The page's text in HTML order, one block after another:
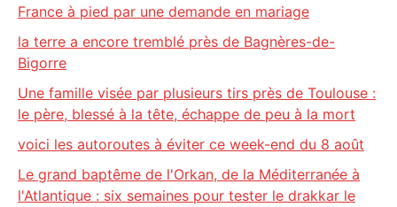
France à pied par une demande en mariage
la terre a encore tremblé près de Bagnères-de-
Bigorre
Une famille visée par plusieurs tirs près de Toulouse :
le père, blessé à la tête, échappe de peu à la mort
voici les autoroutes à éviter ce week-end du 8 août
Le grand baptême de l'Orkan, de la Méditerranée à
l'Atlantique : six semaines pour tester le drakkar le